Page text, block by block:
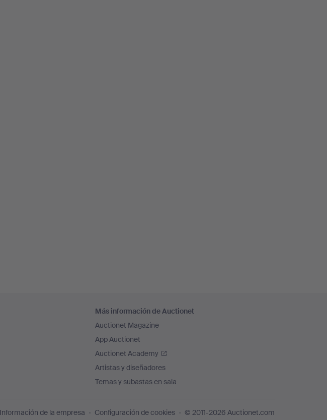
Más información de Auctionet
Auctionet Magazine
App Auctionet
Auctionet Academy
Artistas y diseñadores
Temas y subastas en sala
Información de la empresa Configuración de cookies © 2011-2026 Auctionet.com